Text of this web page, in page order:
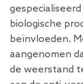
biologische
beïnvloeden.
aangenomen
de weerstand